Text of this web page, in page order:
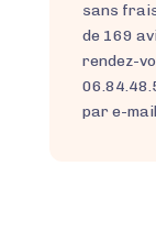
sans
de 169
rendez-
par e-